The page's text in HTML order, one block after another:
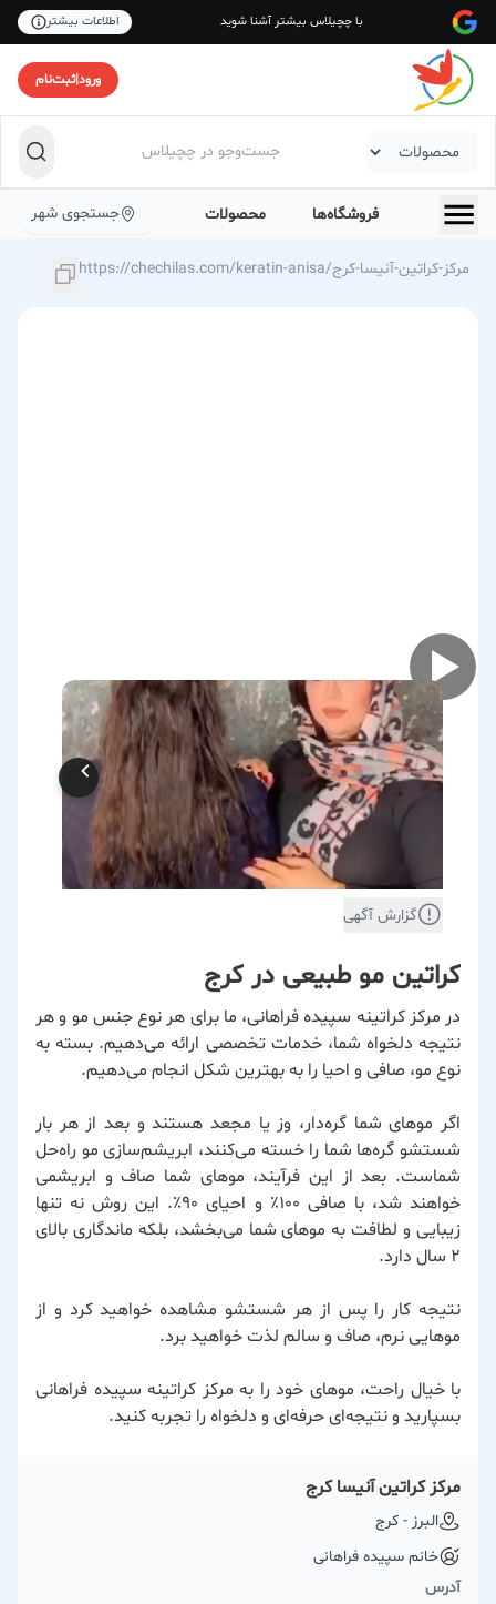
با چچیلاس بیشتر آشنا شوید اطلاعات بیشتر
ورود|ثبت‌نام
فروشگاه‌ها محصولات جستجوی شهر
https://chechilas.com/keratin-anisa/مرکز-کراتین-آنیسا-کرج
گزارش آگهی
کراتین مو طبیعی در کرج
در مرکز کراتینه سپیده فراهانی، ما برای هر نوع جنس مو و هر
نتیجه دلخواه شما، خدمات تخصصی ارائه می‌دهیم. بسته به
نوع مو، صافی و احیا را به بهترین شکل انجام می‌دهیم.
اگر موهای شما گره‌دار، وز یا مجعد هستند و بعد از هر بار
شستشو گره‌ها شما را خسته می‌کنند، ابریشم‌سازی مو راه‌حل
شماست. بعد از این فرآیند، موهای شما صاف و ابریشمی
خواهند شد، با صافی ۱۰۰٪ و احیای ۹۰٪. این روش نه تنها
زیبایی و لطافت به موهای شما می‌بخشد، بلکه ماندگاری بالای
۲ سال دارد.
نتیجه کار را پس از هر شستشو مشاهده خواهید کرد و از
موهایی نرم، صاف و سالم لذت خواهید برد.
با خیال راحت، موهای خود را به مرکز کراتینه سپیده فراهانی
بسپارید و نتیجه‌ای حرفه‌ای و دلخواه را تجربه کنید.
مرکز کراتین آنیسا کرج
البرز - کرج
خانم سپیده فراهانی
آدرس